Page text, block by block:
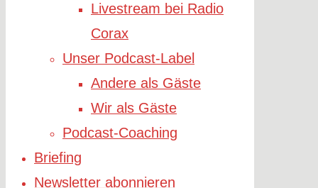
Livestream bei Radio
Corax
Unser Podcast-Label
Andere als Gäste
Wir als Gäste
Podcast-Coaching
Briefing
Newsletter abonnieren